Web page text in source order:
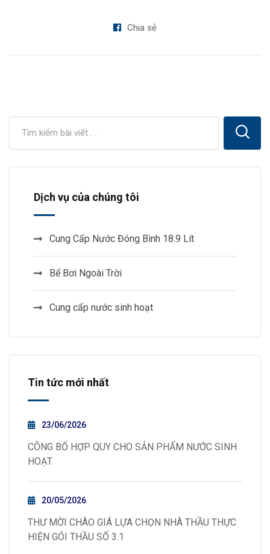
Chia sẻ
Dịch vụ của chúng tôi
Cung Cấp Nước Đóng Bình 18.9 Lít
Bể Bơi Ngoài Trời
Cung cấp nước sinh hoạt
Tin tức mới nhất
23/06/2026
CÔNG BỐ HỢP QUY CHO SẢN PHẨM NƯỚC SINH
HOẠT
20/05/2026
THƯ MỜI CHÀO GIÁ LỰA CHỌN NHÀ THẦU THỰC
HIỆN GÓI THẦU SỐ 3.1